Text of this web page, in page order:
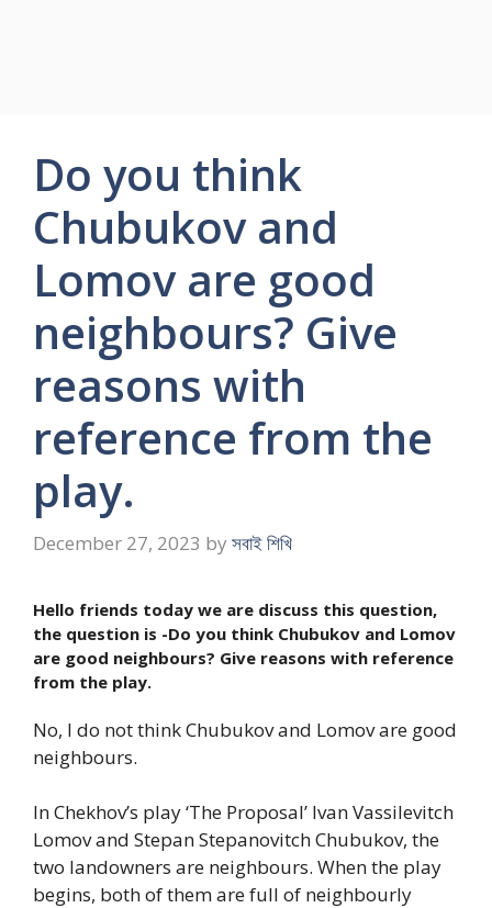
Do you think
Chubukov and
Lomov are good
neighbours? Give
reasons with
reference from the
play.
December 27, 2023 by সবাই শিখি
Hello friends today we are discuss this question,
the question is -Do you think Chubukov and Lomov
are good neighbours? Give reasons with reference
from the play.
No, I do not think Chubukov and Lomov are good
neighbours.
In Chekhov’s play ‘The Proposal’ Ivan Vassilevitch
Lomov and Stepan Stepanovitch Chubukov, the
two landowners are neighbours. When the play
begins, both of them are full of neighbourly